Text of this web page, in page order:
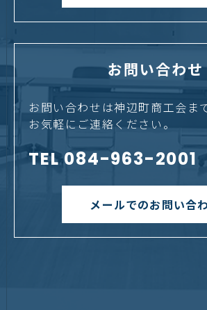
お問い合わせ
お問い合わせは神辺町商工会ま
お気軽にご連絡ください。
TEL 084-963-2001
メールでのお問い合